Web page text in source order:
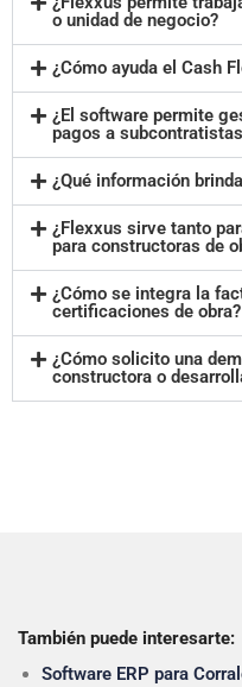
o unidad de negocio?
¿Cómo ayuda el Cash
¿El software permite
pagos a
¿Qué información
¿Flexxus sirve tanto
para constructoras de
¿Cómo se integra la
certificaciones de obra?
¿Cómo solicito una
constructora o
También puede interesarte:
Software ERP para